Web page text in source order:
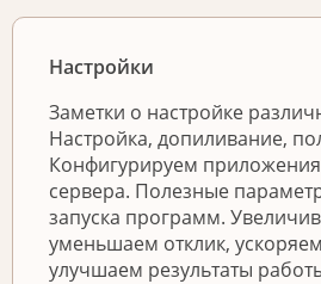
Настройки
Заметки о настройке
Настройка, допиливание,
Конфигурируем
сервера. Полезные
запуска программ.
уменьшаем отклик,
улучшаем результаты